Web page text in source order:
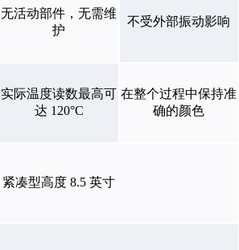
无活动部件，无需维
护
不受外部振动影响
实际温度读数最高可
达 120°C
在整个过程中保持准
确的颜色
紧凑型高度 8.5 英寸